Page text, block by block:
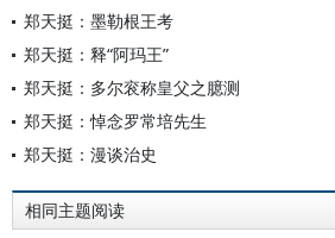
郑天挺：墨勒根王考
郑天挺：释“阿玛王”
郑天挺：多尔衮称皇父之臆测
郑天挺：悼念罗常培先生
郑天挺：漫谈治史
相同主题阅读